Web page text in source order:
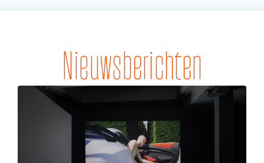
Nieuwsberichten